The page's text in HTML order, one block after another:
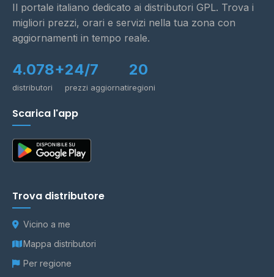
Il portale italiano dedicato ai distributori GPL. Trova i
migliori prezzi, orari e servizi nella tua zona con
aggiornamenti in tempo reale.
4.078+
distributori
24/7
prezzi aggiornati
20
regioni
Scarica l'app
Trova distributore
Vicino a me
Mappa distributori
Per regione